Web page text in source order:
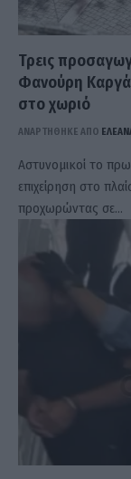
Τρεις
Φανούρη
στο χωριό
ΑΝΑΡΤΗΘΗΚΕ ΑΠΟ
Αστυνομικοί το
επιχείρηση στο
προχωρώντας σε…